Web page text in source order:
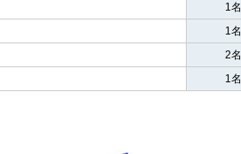
1名
1名
2名
1名